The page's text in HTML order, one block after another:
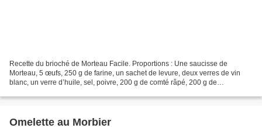
Recette du brioché de Morteau Facile. Proportions : Une saucisse de
Morteau, 5 œufs, 250 g de farine, un sachet de levure, deux verres de vin
blanc, un verre d’huile, sel, poivre, 200 g de comté râpé, 200 g de
Omelette au Morbier